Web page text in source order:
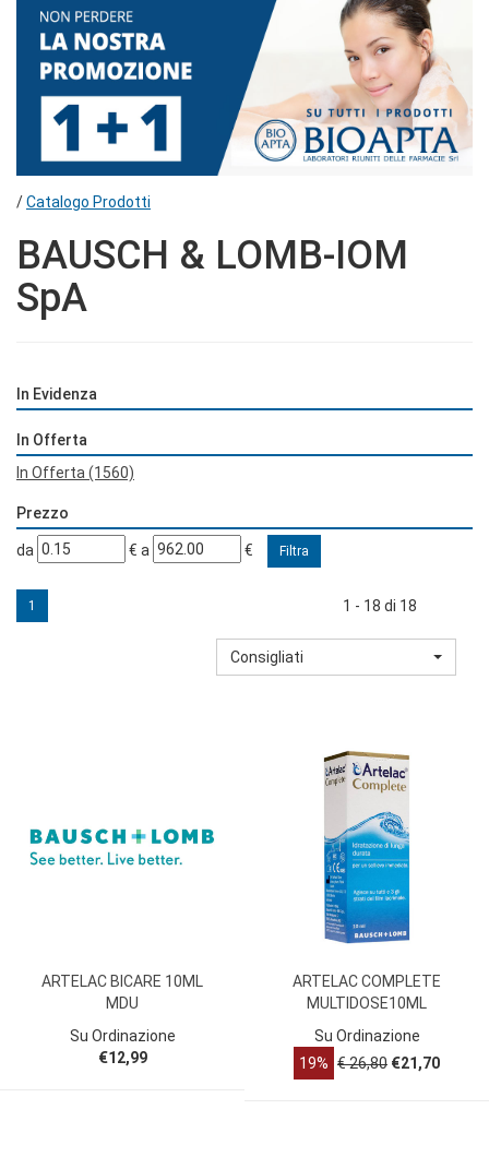
/Catalogo Prodotti
BAUSCH & LOMB-IOM
SpA
In Evidenza
In Offerta
In Offerta (1560)
Prezzo
filtra
da € filtra
a €
1 1 - 18 di 18
Consigliati
ARTELAC BICARE 10ML
MDU
Su Ordinazione
€12,99
ARTELAC COMPLETE
MULTIDOSE10ML
Su Ordinazione
19% € 26,80 €21,70